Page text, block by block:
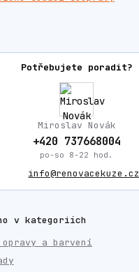
Potřebujete poradit?
Miroslav Novák
+420 737668004
po-so 8-22 hod.
info@renovacekuze.cz
v kategoriích
opravy a barvení